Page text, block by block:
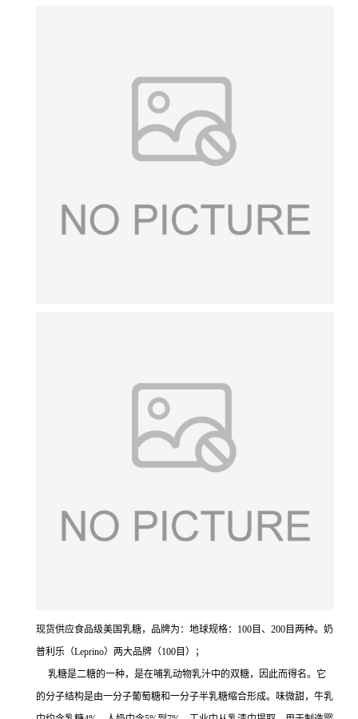
现货供应食品级美国乳糖，品牌为：地球规格：100目、200目两种。奶
普利乐（Leprino）两大品牌（100目）；
乳糖是二糖的一种，是在哺乳动物乳汁中的双糖，因此而得名。它
的分子结构是由一分子葡萄糖和一分子半乳糖缩合形成。味微甜，牛乳